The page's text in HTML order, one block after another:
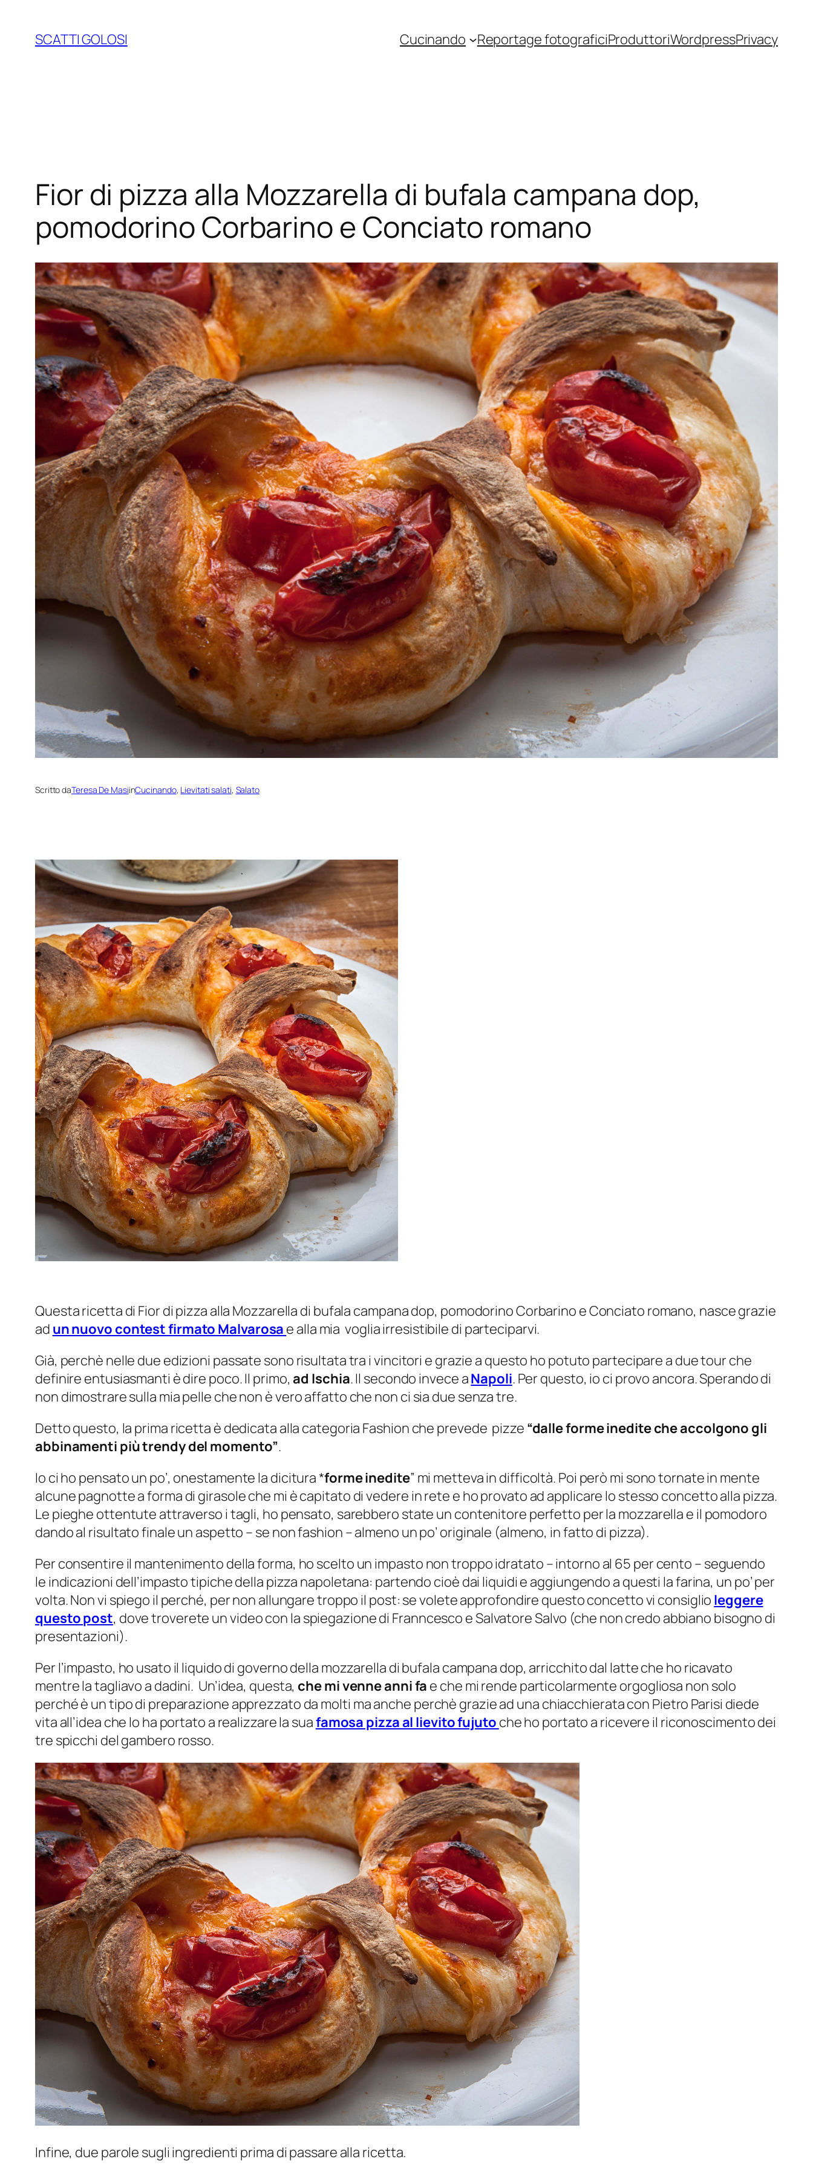
contenuto
SCATTI GOLOSI Cucinando Reportage fotograficiProduttoriWordpressPrivacy
Fior di pizza alla Mozzarella di bufala campana dop,
pomodorino Corbarino e Conciato romano
Scritto daTeresa De MasiinCucinando, Lievitati salati, Salato
Questa ricetta di Fior di pizza alla Mozzarella di bufala campana dop, pomodorino Corbarino e Conciato romano, nasce grazie
ad un nuovo contest firmato Malvarosa e alla mia voglia irresistibile di parteciparvi.
Già, perchè nelle due edizioni passate sono risultata tra i vincitori e grazie a questo ho potuto partecipare a due tour che
definire entusiasmanti è dire poco. Il primo,ad Ischia. Il secondo invece aNapoli. Per questo, io ci provo ancora. Sperando di
non dimostrare sulla mia pelle che non è vero affatto che non ci sia due senza tre.
Detto questo, la prima ricetta è dedicata alla categoria Fashion che prevede pizze “dalle forme inedite che accolgono gli
abbinamenti più trendy del momento”.
Io ci ho pensato un po’, onestamente la dicitura *forme inedite” mi metteva in difficoltà. Poi però mi sono tornate in mente
alcune pagnotte a forma di girasole che mi è capitato di vedere in rete e ho provato ad applicare lo stesso concetto alla pizza.
Le pieghe ottentute attraverso i tagli, ho pensato, sarebbero state un contenitore perfetto per la mozzarella e il pomodoro
dando al risultato finale un aspetto – se non fashion – almeno un po’ originale (almeno, in fatto di pizza).
Per consentire il mantenimento della forma, ho scelto un impasto non troppo idratato – intorno al 65 per cento – seguendo
le indicazioni dell’impasto tipiche della pizza napoletana: partendo cioè dai liquidi e aggiungendo a questi la farina, un po’ per
volta. Non vi spiego il perché, per non allungare troppo il post: se volete approfondire questo concetto vi consiglio leggere
questo post, dove troverete un video con la spiegazione di Franncesco e Salvatore Salvo (che non credo abbiano bisogno di
presentazioni).
Per l’impasto, ho usato il liquido di governo della mozzarella di bufala campana dop, arricchito dal latte che ho ricavato
mentre la tagliavo a dadini. Un’idea, questa, che mi venne anni fa e che mi rende particolarmente orgogliosa non solo
perché è un tipo di preparazione apprezzato da molti ma anche perchè grazie ad una chiacchierata con Pietro Parisi diede
vita all’idea che lo ha portato a realizzare la suafamosa pizza al lievito fujuto che ho portato a ricevere il riconoscimento dei
tre spicchi del gambero rosso.
Infine, due parole sugli ingredienti prima di passare alla ricetta.